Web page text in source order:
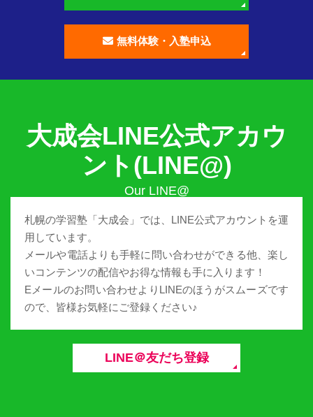
無料体験・入塾申込
大成会LINE公式アカウ
ント(LINE@)
札幌の学習塾「大成会」では、LINE公式アカウントを運
用しています。
メールや電話よりも手軽に問い合わせができる他、楽し
いコンテンツの配信やお得な情報も手に入ります！
Eメールのお問い合わせよりLINEのほうがスムーズです
ので、皆様お気軽にご登録ください♪
LINE＠友だち登録